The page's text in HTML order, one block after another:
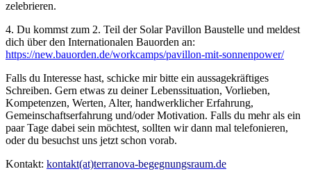
zelebrieren.
4. Du kommst zum 2. Teil der Solar Pavillon Baustelle und meldest
dich über den Internationalen Bauorden an:
https://new.bauorden.de/workcamps/pavillon-mit-sonnenpower/
Falls du Interesse hast, schicke mir bitte ein aussagekräftiges
Schreiben. Gern etwas zu deiner Lebenssituation, Vorlieben,
Kompetenzen, Werten, Alter, handwerklicher Erfahrung,
Gemeinschaftserfahrung und/oder Motivation. Falls du mehr als ein
paar Tage dabei sein möchtest, sollten wir dann mal telefonieren,
oder du besuchst uns jetzt schon vorab.
Kontakt: kontakt(at)terranova-begegnungsraum.de